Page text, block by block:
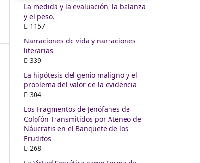
La medida y la evaluación, la balanza
y el peso.
1157
Narraciones de vida y narraciones
literarias
339
La hipótesis del genio maligno y el
problema del valor de la evidencia
304
Los Fragmentos de Jenófanes de
Colofón Transmitidos por Ateneo de
Náucratis en el Banquete de los
Eruditos
268